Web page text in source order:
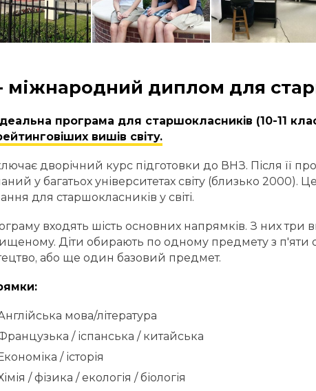
міжнародний диплом для
програма для старшокласників (10-11
вишів світу.
дворічний курс підготовки до ВНЗ. Після її
у багатьох університетах світу (близько 2000).
для старшокласників у світі.
входять шість основних напрямків. З них три
Діти обирають по одному предмету з п'яти
або ще один базовий предмет.
мова/література
/ іспанська / китайська
Економіка / історія
/ фізика / екологія / біологія